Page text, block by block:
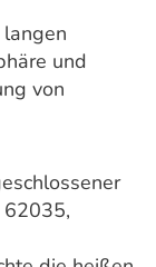
und
von
62035,